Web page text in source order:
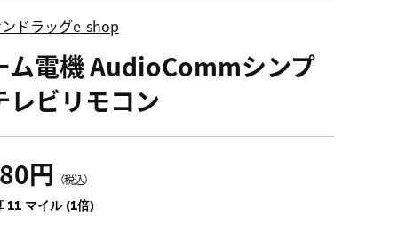
ドラッグe-shop
ム電機 AudioCommシンプ
レビリモコン
円 （税込）
11 マイル (1倍)